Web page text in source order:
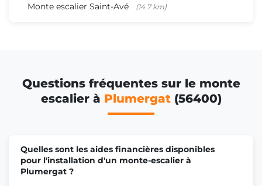
Monte escalier Saint-Avé (14.7 km)
Questions fréquentes sur le monte
escalier à Plumergat(56400)
Quelles sont les aides financières disponibles
pour l'installation d'un monte-escalier à
Plumergat ?